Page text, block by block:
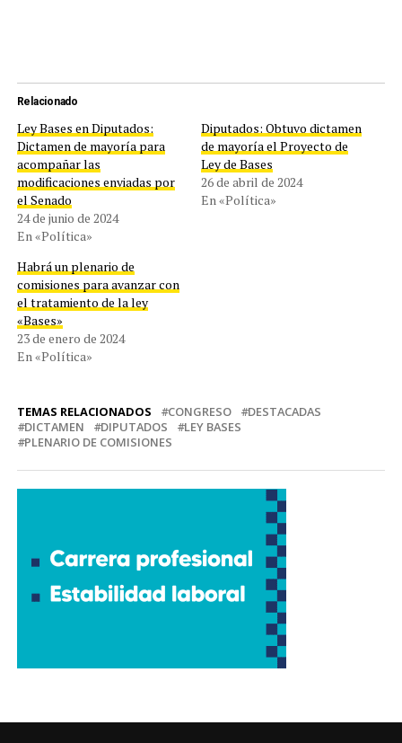
Relacionado
Ley Bases en Diputados:
Dictamen de mayoría para
acompañar las
modificaciones enviadas por
el Senado
24 de junio de 2024
En «Política»
Diputados: Obtuvo dictamen
de mayoría el Proyecto de
Ley de Bases
26 de abril de 2024
En «Política»
Habrá un plenario de
comisiones para avanzar con
el tratamiento de la ley
«Bases»
23 de enero de 2024
En «Política»
TEMAS RELACIONADOS CONGRESO
DESTACADAS
DICTAMEN
DIPUTADOS
LEY BASES
PLENARIO DE COMISIONES